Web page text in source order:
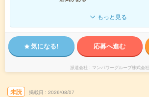
もっと見る
気になる! 応募へ進む
派遣会社 マンパワーグループ株式会社
未読 掲載日 2026/08/07